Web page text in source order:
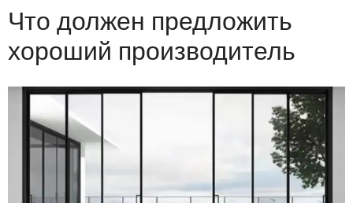
Что должен предложить
хороший производитель